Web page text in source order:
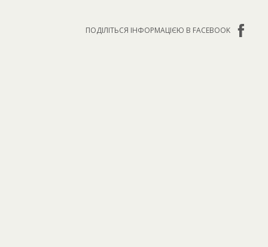
ПОДІЛІТЬСЯ ІНФОРМАЦІЄЮ В FACEBOOK